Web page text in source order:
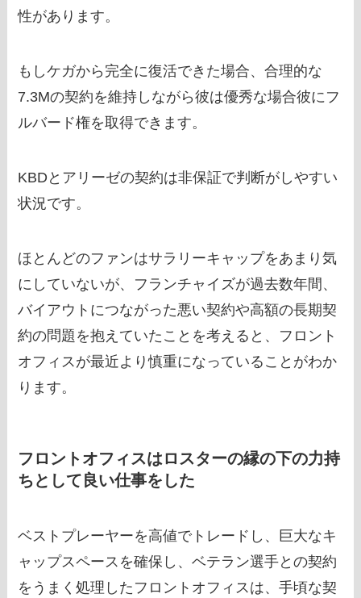
性があります。
もしケガから完全に復活できた場合、合理的な
7.3Mの契約を維持しながら彼は優秀な場合彼にフ
ルバード権を取得できます。
KBDとアリーゼの契約は非保証で判断がしやすい
状況です。
ほとんどのファンはサラリーキャップをあまり気
にしていないが、フランチャイズが過去数年間、
バイアウトにつながった悪い契約や高額の長期契
約の問題を抱えていたことを考えると、フロント
オフィスが最近より慎重になっていることがわか
ります。
フロントオフィスはロスターの縁の下の力持
ちとして良い仕事をした
ベストプレーヤーを高値でトレードし、巨大なキ
ャップスペースを確保し、ベテラン選手との契約
をうまく処理したフロントオフィスは、手頃な契